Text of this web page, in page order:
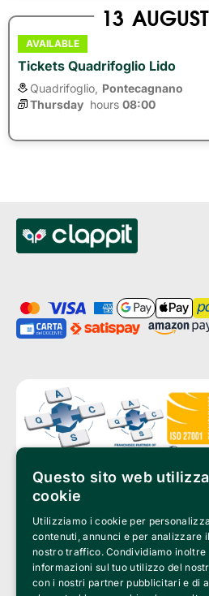
13 AUGUST
AVAILABLE
Tickets Quadrifoglio Lido
Quadrifoglio, Pontecagnano
Thursday hours 08:00
Clappit is a trademark of:
Bemils Srl
a Socio Unico
Via Fosse Ardeatine, 4 -20092 Cinisello
PI 05589050961
Iscr. C.C.I.A.A. Milano R.E.A. 1833471
Questo sito web utilizza
cookie
Utilizziamo i cookie per
contenuti, annunci e per analizzare il
nostro traffico. Condividiamo inoltre
informazioni sul tuo utilizzo del
con i nostri partner pubblicitari e di